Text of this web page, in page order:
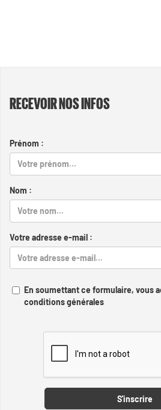
RECEVOIR NOS INFOS
Prénom :
Nom :
Votre adresse e-mail :
En soumettant ce formulaire, vous
conditions générales
S'inscrire